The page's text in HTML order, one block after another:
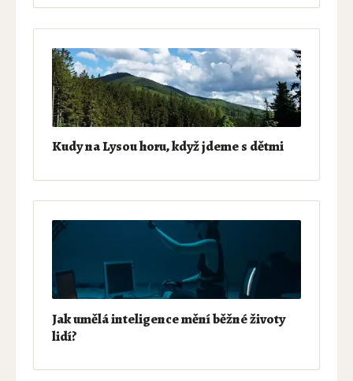
Kudy na Lysou horu, když jdeme s dětmi
Jak umělá inteligence mění běžné životy
lidí?